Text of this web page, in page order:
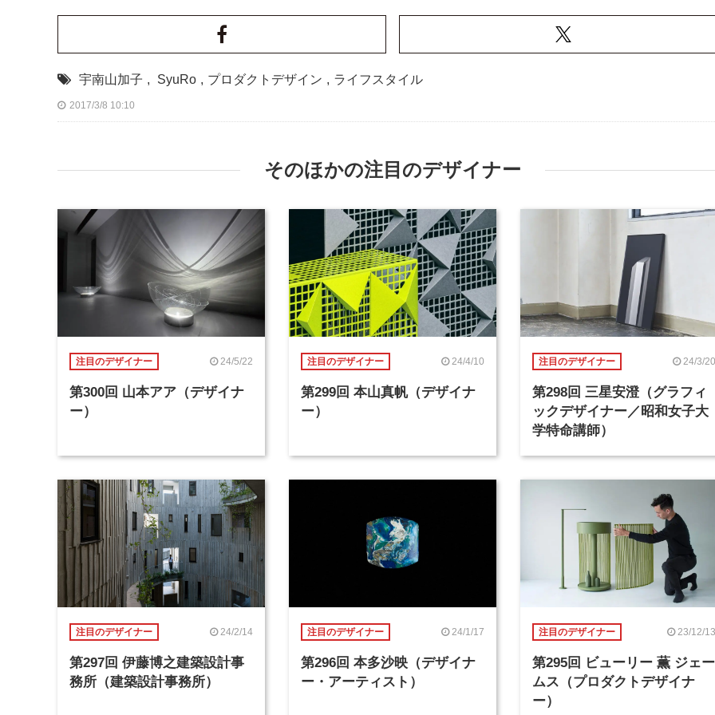
宇南山加子 , SyuRo , プロダクトデザイン , ライフスタイル
2017/3/8 10:10
そのほかの注目のデザイナー
注目のデザイナー 24/5/22
第300回 山本アア（デザイナ
ー）
注目のデザイナー 24/4/10
第299回 本山真帆（デザイナ
ー）
注目のデザイナー 24/3/20
第298回 三星安澄（グラフィ
ックデザイナー／昭和女子大
学特命講師）
注目のデザイナー 24/2/14
第297回 伊藤博之建築設計事
務所（建築設計事務所）
注目のデザイナー 24/1/17
第296回 本多沙映（デザイナ
ー・アーティスト）
注目のデザイナー 23/12/13
第295回 ビューリー 薫 ジェー
ムス（プロダクトデザイナ
ー）